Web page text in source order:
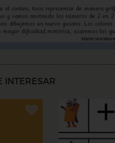
INTERESAR